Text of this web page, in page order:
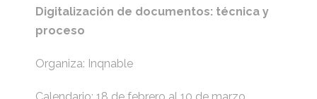
Digitalización de documentos: técnica y
proceso
Organiza: Inqnable
Calendario: 18 de febrero al 10 de marzo